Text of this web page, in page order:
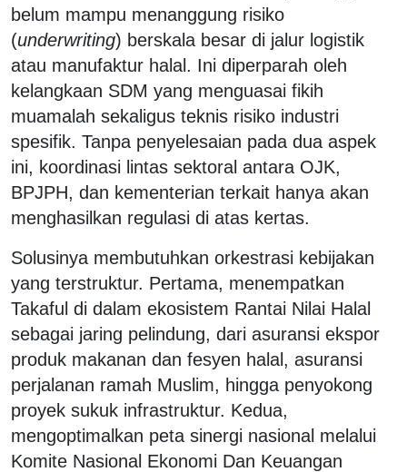
belum mampu menanggung risiko
(underwriting) berskala besar di jalur logistik
atau manufaktur halal. Ini diperparah oleh
kelangkaan SDM yang menguasai fikih
muamalah sekaligus teknis risiko industri
spesifik. Tanpa penyelesaian pada dua aspek
ini, koordinasi lintas sektoral antara OJK,
BPJPH, dan kementerian terkait hanya akan
menghasilkan regulasi di atas kertas.
Solusinya membutuhkan orkestrasi kebijakan
yang terstruktur. Pertama, menempatkan
Takaful di dalam ekosistem Rantai Nilai Halal
sebagai jaring pelindung, dari asuransi ekspor
produk makanan dan fesyen halal, asuransi
perjalanan ramah Muslim, hingga penyokong
proyek sukuk infrastruktur. Kedua,
mengoptimalkan peta sinergi nasional melalui
Komite Nasional Ekonomi Dan Keuangan